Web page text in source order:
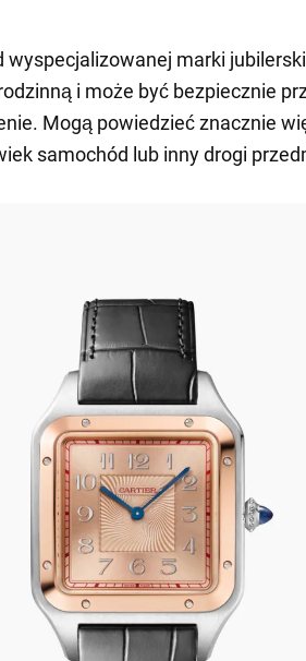
wyspecjalizowanej marki
i może być bezpiecznie
Mogą powiedzieć znacznie
samochód lub inny drogi